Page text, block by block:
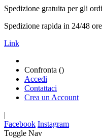
Spedizione gratuita per gli
Spedizione rapida in 24/48 ore
Link
Confronta ()
Accedi
Contattaci
Crea un Account
|
Facebook Instagram
Toggle Nav